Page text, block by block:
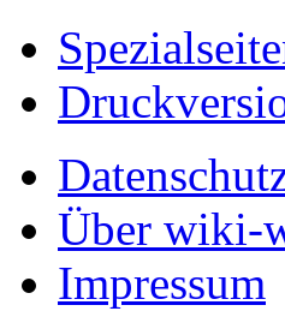
Über wiki-
Impressum